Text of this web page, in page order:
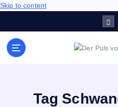
Skip to content
Tag